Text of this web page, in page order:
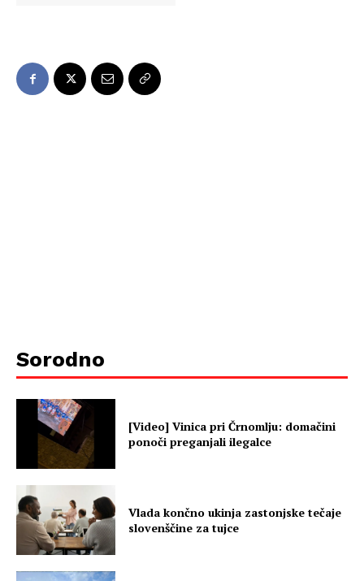
Sorodno
[Video] Vinica pri Črnomlju: domačini
ponoči preganjali ilegalce
Vlada končno ukinja zastonjske tečaje
slovenščine za tujce